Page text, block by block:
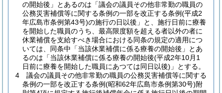
の開始後」とあるのは「議会の議員その他非常勤の職員の
公務災害補償等に関する条例の一部を改正する条例(平成2
年広島市条例第43号)の施行の日以後」と、施行日前に療養
を開始した職員のうち、最高限度額を超える者以外の者に
休業補償を支給すべき場合における同条の規定の適用につ
いては、同条中「当該休業補償に係る療養の開始後」とあ
るのは「当該休業補償に係る療養の開始後(平成2年10月1
日前に療養を開始した職員にあつては同日以後) 」とする。
4
議会の議員その他非常勤の職員の公務災害補償等に関する
条例の一部を改正する条例(昭和62年広島市条例第30号)附